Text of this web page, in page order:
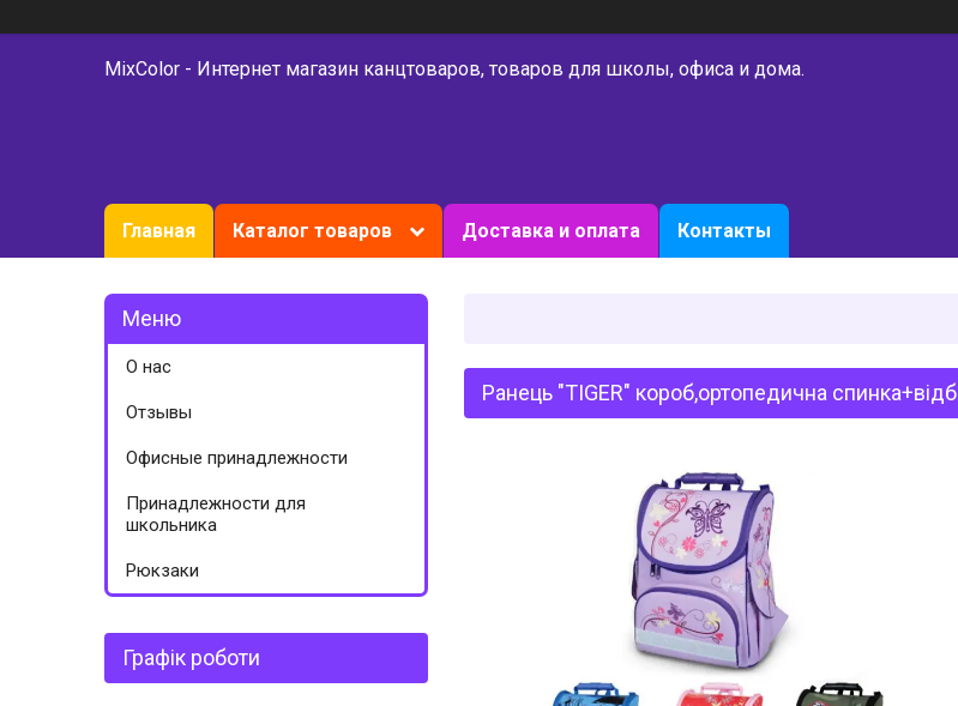
MixColor - Интернет магазин канцтоваров, товаров для школы, офиса и дома.
Главная Каталог товаров Доставка и оплата Контакты
Ранець "TIGER" короб,ортопедична
О нас
Отзывы
Офисные принадлежности
Принадлежности для
школьника
Рюкзаки
Графік роботи